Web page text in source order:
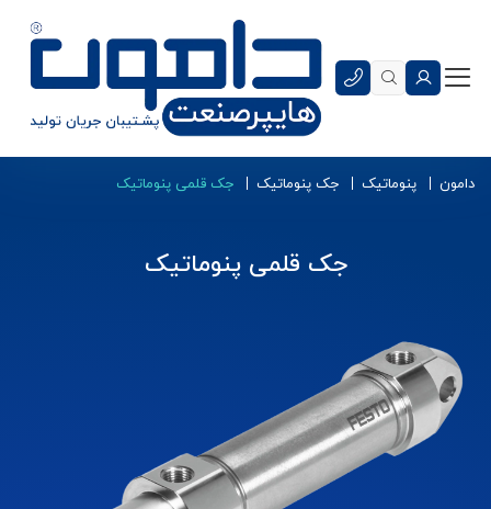
دامون پنوماتیک جک پنوماتیک جک قلمی پنوماتیک
جک قلمی پنوماتیک